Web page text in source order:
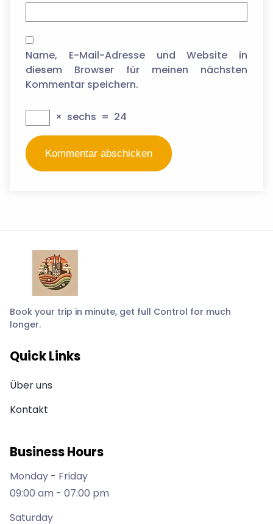
Name, E-Mail-Adresse und Website in
diesem Browser für meinen nächsten
Kommentar speichern.
× sechs = 24
Book your trip in minute, get full Control for much
longer.
Quick Links
Über uns
Kontakt
Business Hours
Monday - Friday
09:00 am - 07:00 pm
Saturday